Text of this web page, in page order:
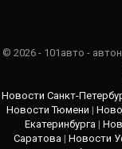
© 2026 - 101авто -
Новости Санкт-
Новости Тюмени |
Екатеринбурга |
Саратова| Новости